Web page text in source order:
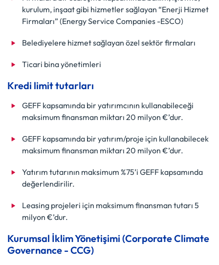
kurulum, inşaat gibi hizmetler sağlayan “Enerji Hizmet
Firmaları” (Energy Service Companies -ESCO)
Belediyelere hizmet sağlayan özel sektör firmaları
Ticari bina yönetimleri
Kredi limit tutarları
GEFF kapsamında bir yatırımcının kullanabileceği
maksimum finansman miktarı 20 milyon €’dur.
GEFF kapsamında bir yatırım/proje için kullanabilecek
maksimum finansman miktarı 20 milyon €’dur.
Yatırım tutarının maksimum %75’i GEFF kapsamında
değerlendirilir.
Leasing projeleri için maksimum finansman tutarı 5
milyon €’dur.
Kurumsal İklim Yönetişimi (Corporate Climate
Governance - CCG)